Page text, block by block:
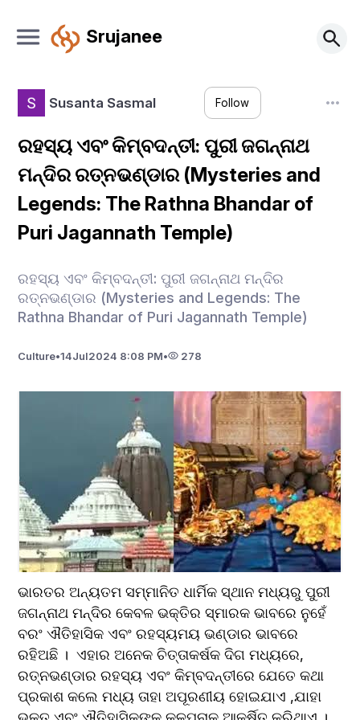
Srujanee
Susanta Sasmal Follow
ରହସ୍ୟ ଏବଂ କିମ୍ବଦନ୍ତୀ: ପୁରୀ ଜଗନ୍ନାଥ
ମନ୍ଦିର ରତ୍ନଭଣ୍ଡାର (Mysteries and
Legends: The Rathna Bhandar of
Puri Jagannath Temple)
ରହସ୍ୟ ଏବଂ କିମ୍ବଦନ୍ତୀ: ପୁରୀ ଜଗନ୍ନାଥ ମନ୍ଦିର
ରତ୍ନଭଣ୍ଡାର (Mysteries and Legends: The
Rathna Bhandar of Puri Jagannath Temple)
Culture•14Jul2024 8:08 PM• 278
ଭାରତର ଅନ୍ୟତମ ସମ୍ମାନିତ ଧାର୍ମିକ ସ୍ଥାନ ମଧ୍ୟରୁ ପୁରୀ
ଜଗନ୍ନାଥ ମନ୍ଦିର କେବଳ ଭକ୍ତିର ସ୍ମାରକ ଭାବରେ ନୁହେଁ
ବରଂ ଐତିହାସିକ ଏବଂ ରହସ୍ୟମୟ ଭଣ୍ଡାର ଭାବରେ
ରହିଅଛି ।  ଏହାର ଅନେକ ଚିତ୍ତାକର୍ଷକ ଦିଗ ମଧ୍ୟରେ,
ରତ୍ନଭଣ୍ଡାର ରହସ୍ୟ ଏବଂ କିମ୍ବଦନ୍ତୀରେ ଯେତେ କଥା
ପ୍ରକାଶ କଲେ ମଧ୍ୟ ତାହା ଅପୂରଣୀୟ ହୋଇଯାଏ ,ଯାହା